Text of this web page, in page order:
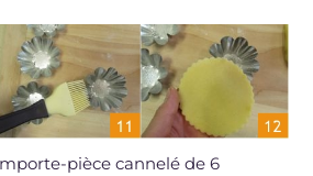
pièce cannelé de 6